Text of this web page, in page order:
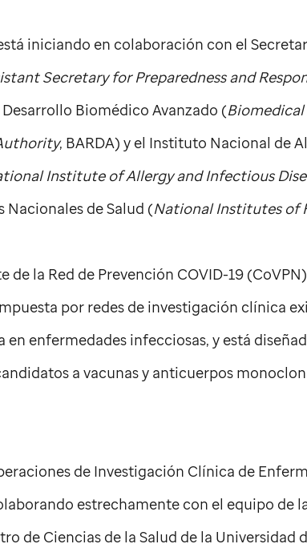
iniciando en colaboración con el
Secretary for Preparedness and
Biomédico Avanzado (Biomedical
, BARDA) y el Instituto Nacional de
Institute of Allergy and Infectious
Nacionales de Salud (National Institutes of
de la Red de Prevención COVID-19
por redes de investigación clínica
en enfermedades infecciosas, y está
a vacunas y anticuerpos
de Investigación Clínica de
estrechamente con el equipo de
de Ciencias de la Salud de la Universidad